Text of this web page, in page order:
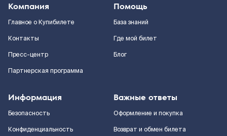
Компания
Главное о Купибилете
Контакты
Пресс-центр
Партнерская программа
Помощь
База знаний
Где мой билет
Блог
Информация
Безопасность
Конфиденциальность
Важные ответы
Оформление и покупка
Возврат и обмен билета